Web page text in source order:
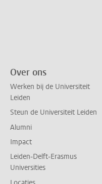
Over ons
Werken bij de Universiteit
Leiden
Steun de Universiteit Leiden
Alumni
Impact
Leiden-Delft-Erasmus
Universities